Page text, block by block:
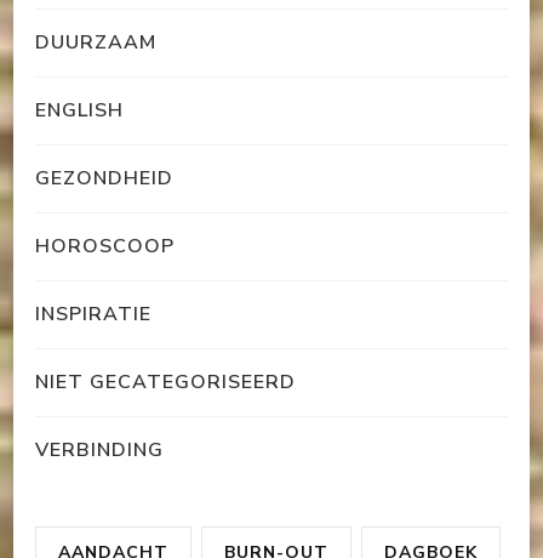
DUURZAAM
ENGLISH
GEZONDHEID
HOROSCOOP
INSPIRATIE
NIET GECATEGORISEERD
VERBINDING
AANDACHT BURN-OUT DAGBOEK